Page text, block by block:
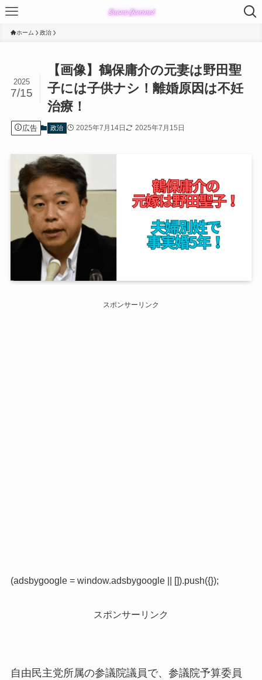
ホーム 政治
【画像】鶴保庸介の元妻は野田聖
子には子供ナシ！離婚原因は不妊
治療！
2025
7/15
広告 政治 2025年7月14日 2025年7月15日
スポンサーリンク
(adsbygoogle = window.adsbygoogle || []).push({});
スポンサーリンク
自由民主党所属の参議院議員で、参議院予算委員